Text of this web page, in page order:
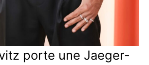
porte une Jaeger-